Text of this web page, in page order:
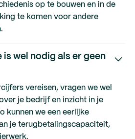
op te bouwen en in de
te komen voor andere
wel nodig als er geen
vereisen, vragen we wel
je bedrijf en inzicht in je
kunnen we een eerlijke
je terugbetalingscapaciteit,